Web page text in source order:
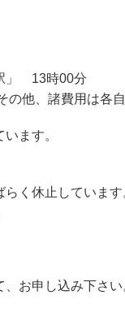
」 13時00分
他、諸費用は各自
ます。
く休止していま
お申し込み下さい